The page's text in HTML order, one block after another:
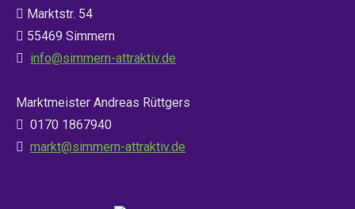
Marktstr. 54
55469 Simmern
info@simmern-attraktiv.de
Marktmeister Andreas Rüttgers
0170 1867940
markt@simmern-attraktiv.de